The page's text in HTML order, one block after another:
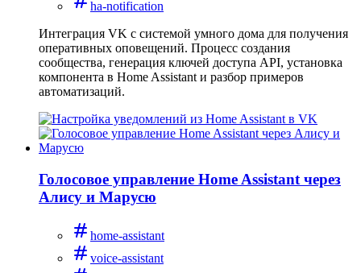
ha-notification
Интеграция VK с системой умного дома для получения
оперативных оповещений. Процесс создания
сообщества, генерация ключей доступа API, установка
компонента в Home Assistant и разбор примеров
автоматизаций.
Голосовое управление Home Assistant через
Алису и Марусю
home-assistant
voice-assistant